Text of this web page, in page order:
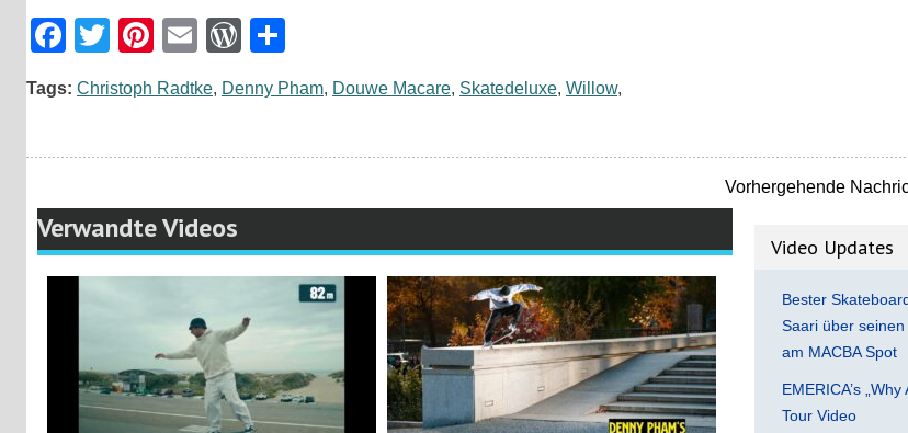
Facebook
TwitterPinterest
EmailWordPress
Tags: Christoph Radtke, Denny Pham, Douwe Macare, Skatedeluxe, Willow,
Vorhergehende
Verwandte Videos
Video Updates
Bester
Saari über
am MACBA Spot
EMERICA’s
Tour Video